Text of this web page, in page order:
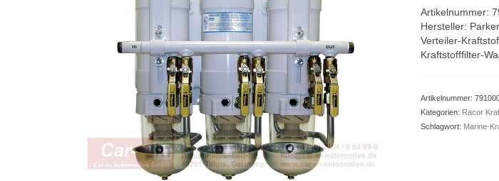
Artikelnummer:
Hersteller:
Verteiler-
Kraftstofffilter-
Artikelnummer:
Kategorien: Racor
Schlagwort: Marine-